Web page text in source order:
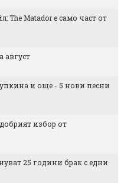
The Matador е само част от
август
и още - 5 нови песни
избор от
25 години брак с едни